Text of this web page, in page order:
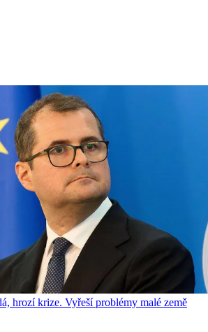
hrozí krize. Vyřeší problémy malé země